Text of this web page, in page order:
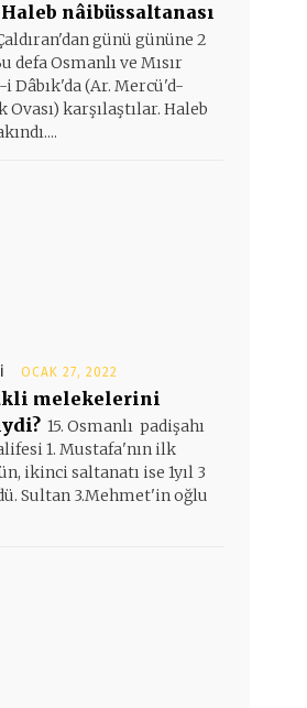
nâibüssaltanası
günü gününe 2
defa Osmanlı ve Mısır
Dâbık'da (Ar. Mercü'd-
Ovası) karşılaştılar. Haleb
OCAK 27, 2022
melekelerini
15. Osmanlı padişahı
1. Mustafa'nın ilk
ikinci saltanatı ise 1yıl 3
Sultan 3.Mehmet'in oğlu